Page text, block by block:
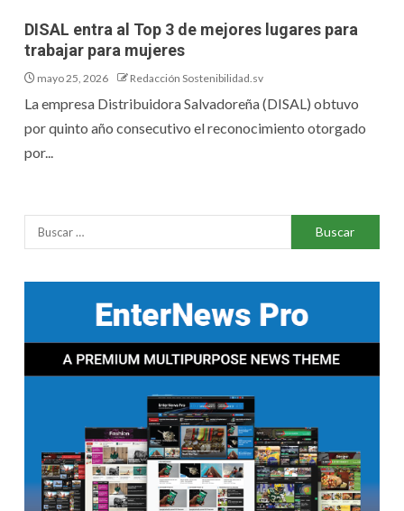
DISAL entra al Top 3 de mejores lugares para
trabajar para mujeres
mayo 25, 2026 Redacción Sostenibilidad.sv
La empresa Distribuidora Salvadoreña (DISAL) obtuvo
por quinto año consecutivo el reconocimiento otorgado
por...